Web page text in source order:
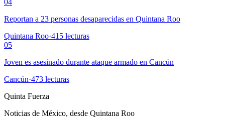
04
Reportan a 23 personas desaparecidas en Quintana Roo
Quintana Roo·415 lecturas
05
Joven es asesinado durante ataque armado en Cancún
Cancún·473 lecturas
Quinta Fuerza
Noticias de México, desde Quintana Roo